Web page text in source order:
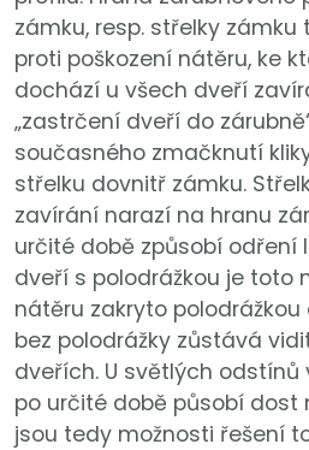
zámku, resp. střelky
proti poškození nátěru, ke
dochází u všech dveří
„zastrčení dveří do
současného zmačknutí
střelku dovnitř zámku.
zavírání narazí na hranu
určité době způsobí odření
dveří s polodrážkou je toto
nátěru zakryto
bez polodrážky zůstává
dveřích. U světlých
po určité době působí dost
jsou tedy možnosti řešení